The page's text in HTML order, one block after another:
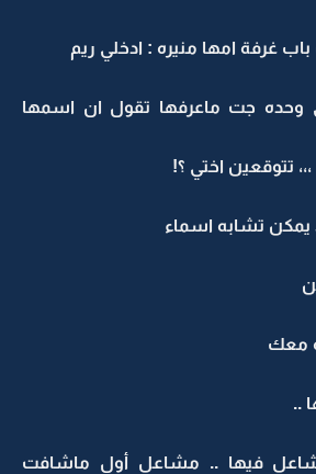
غرفة امها منيره : ادخلي ريم
وحده جت ماعرفها تقول ان اسمها
تتوقعين اختي ؟!
يمكن تشابه اسماء
معك
..
فيها .. مشاعل أول ماشافت